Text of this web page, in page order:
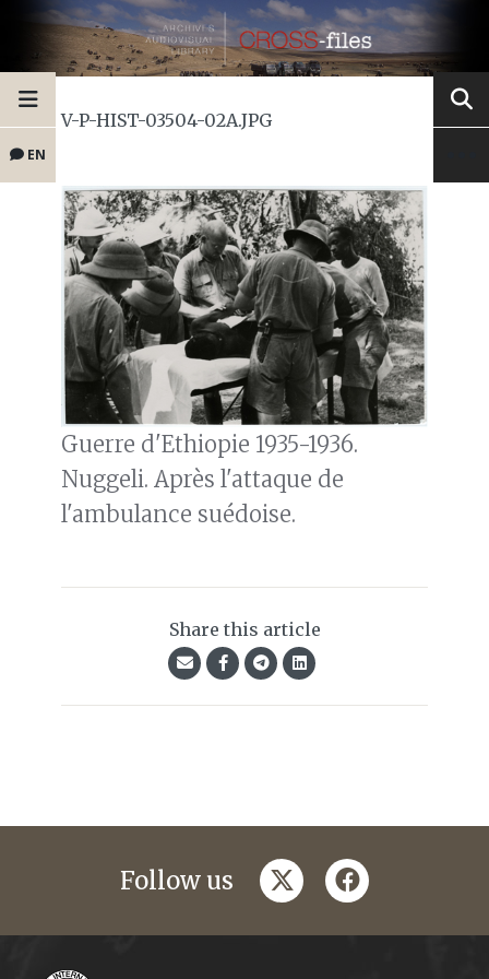
EN
V-P-HIST-03504-02A.JPG
Guerre d'Ethiopie 1935-1936.
Nuggeli. Après l'attaque de
l'ambulance suédoise.
Share this article
Follow us twitterfacebook